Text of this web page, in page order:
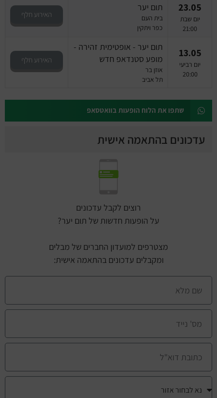
23.05
יום שבת
21:00
תום יער
בית העם
כפר ויתקין
האירוע חלף
13.05
יום רביעי
20:00
תום יער - אופטימית זהירה -
מופע סטנדאפ חדש
אוזן בר
תל אביב
האירוע חלף
שתפו את הלוח הופעות בוואטסאפ
עדכונים בהתאמה אישית
רוצים לקבל עדכונים
על הופעות חדשות של תום יער?
מצטרפים למועדון החברים של מבלים
ומקבלים עדכונים בהתאמה אישית: